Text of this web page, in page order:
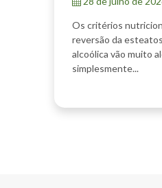
Os critérios
reversão da
alcoólica vão muito
simplesmente...